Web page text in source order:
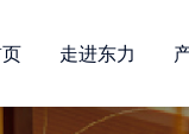
走进东力